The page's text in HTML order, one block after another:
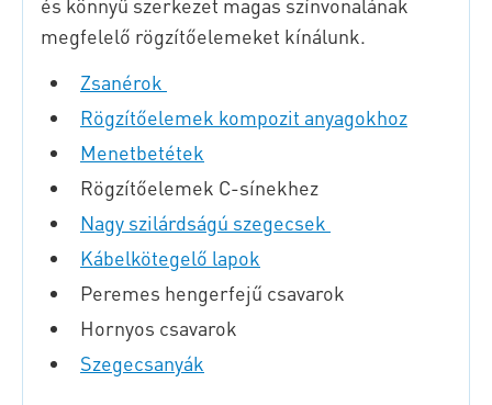
megfelelő rögzítőelemeket kínálunk.
Zsanérok
Rögzítőelemek kompozit anyagokhoz
Menetbetétek
Rögzítőelemek C-sínekhez
Nagy szilárdságú szegecsek
Kábelkötegelő lapok
Peremes hengerfejű csavarok
Hornyos csavarok
Szegecsanyák